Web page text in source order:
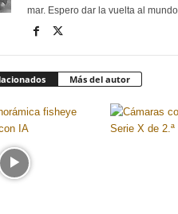
mar. Espero dar la vuelta al
Más del autor